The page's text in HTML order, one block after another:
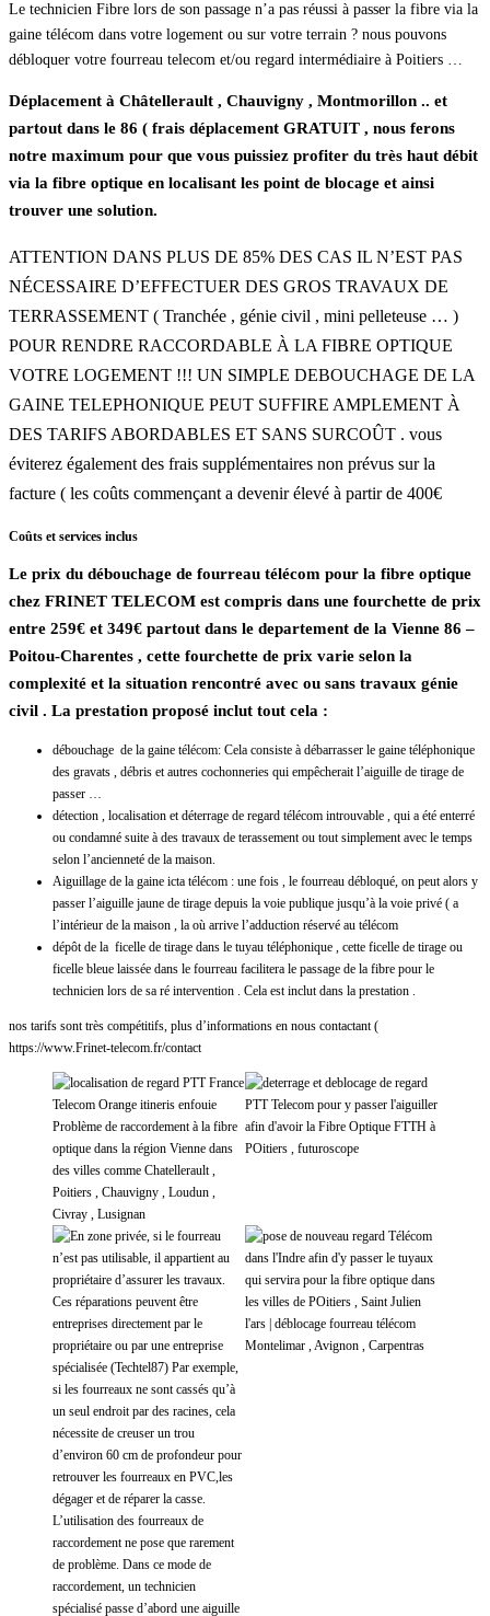
Le technicien Fibre lors de son passage n’a pas réussi à passer la fibre via la
gaine télécom dans votre logement ou sur votre terrain ? nous pouvons
débloquer votre fourreau telecom et/ou regard intermédiaire à Poitiers …
Déplacement à Châtellerault , Chauvigny , Montmorillon .. et
partout dans le 86 ( frais déplacement GRATUIT , nous ferons
notre maximum pour que vous puissiez profiter du très haut débit
via la fibre optique en localisant les point de blocage et ainsi
trouver une solution.
ATTENTION DANS PLUS DE 85% DES CAS IL N’EST PAS
NÉCESSAIRE D’EFFECTUER DES GROS TRAVAUX DE
TERRASSEMENT ( Tranchée , génie civil , mini pelleteuse … )
POUR RENDRE RACCORDABLE À LA FIBRE OPTIQUE
VOTRE LOGEMENT !!! UN SIMPLE DEBOUCHAGE DE LA
GAINE TELEPHONIQUE PEUT SUFFIRE AMPLEMENT À
DES TARIFS ABORDABLES ET SANS SURCOÛT . vous
éviterez également des frais supplémentaires non prévus sur la
facture ( les coûts commençant a devenir élevé à partir de 400€
Coûts et services inclus
Le prix du débouchage de fourreau télécom pour la fibre optique
chez FRINET TELECOM est compris dans une fourchette de prix
entre 259€ et 349€ partout dans le departement de la Vienne 86 –
Poitou-Charentes , cette fourchette de prix varie selon la
complexité et la situation rencontré avec ou sans travaux génie
civil . La prestation proposé inclut tout cela :
débouchage de la gaine télécom: Cela consiste à débarrasser le gaine téléphonique
des gravats , débris et autres cochonneries qui empêcherait l’aiguille de tirage de
passer …
détection , localisation et déterrage de regard télécom introuvable , qui a été enterré
ou condamné suite à des travaux de terassement ou tout simplement avec le temps
selon l’ancienneté de la maison.
Aiguillage de la gaine icta télécom : une fois , le fourreau débloqué, on peut alors y
passer l’aiguille jaune de tirage depuis la voie publique jusqu’à la voie privé ( a
l’intérieur de la maison , la où arrive l’adduction réservé au télécom
dépôt de la ficelle de tirage dans le tuyau téléphonique , cette ficelle de tirage ou
ficelle bleue laissée dans le fourreau facilitera le passage de la fibre pour le
technicien lors de sa ré intervention . Cela est inclut dans la prestation .
nos tarifs sont très compétitifs, plus d’informations en nous contactant (
https://www.Frinet-telecom.fr/contact